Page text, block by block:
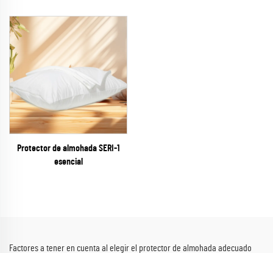
Protector de almohada SERI-1
esencial
Factores a tener en cuenta al elegir el protector de almohada adecuado